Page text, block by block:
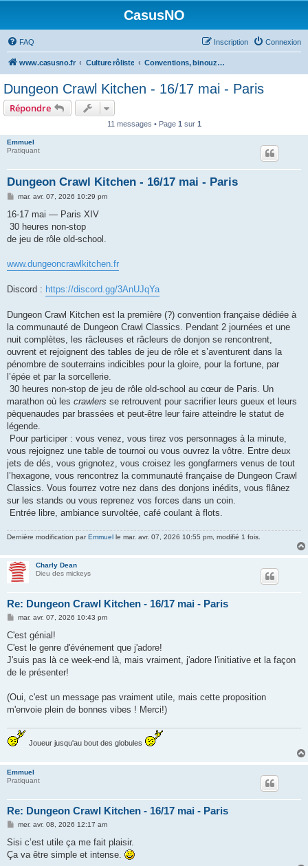
CasusNO
FAQ Connexion
Inscription
www.casusno.fr Culture rôliste Conventions, binouzes et recherche de joueurs
Dungeon Crawl Kitchen - 16/17 mai - Paris
Répondre
11 messages • Page 1 sur 1
Emmuel
Pratiquant
Dungeon Crawl Kitchen - 16/17 mai - Paris
M
s
a
g
e
mar. avr. 07, 2026 10:29 pm
16-17 mai — Paris XIV
30 heures non-stop
de jeu de rôle old-school.
www.dungeoncrawlkitchen.fr
Discord : https://discord.gg/3AnUJqYa
Dungeon Crawl Kitchen est la première (?) convention française dédiée à
la communauté de Dungeon Crawl Classics. Pendant 2 journées et une
nuit complètes, les râcleuses et râcleurs de donjon se rencontrent,
ouvrent et rejoignent des tables de jeu de rôle et s’aventurent dans la
pénombre de souterrains indicibles pour la gloire, pour la fortune, par
l’épée et par la sorcellerie.
30 heures non-stop de jeu de rôle old-school au cœur de Paris. Un
marathon où les crawlers se retrouvent pour sacrifier leurs gueux et leurs
pèquenaudes par brassées et peut-être leur faire atteindre le statut de
légende.
Pour participer : vous venez, vous tirez vos personnages à la minute,
vous rejoignez une table de tournoi ou vous ouvrez la vôtre. Entre deux
jets de dés, vous grignotez, vous croisez les gongfarmers venus de tout
l’hexagone, vous rencontrez la communauté française de Dungeon Crawl
Classics. Vous fourrez votre nez dans des donjons inédits, vous flânez
sur les stands ou vous reprenez vos forces dans un coin.
Entrée libre, ambiance survoltée, café coulant à flots.
Dernière modification parEmmuel le mar. avr. 07, 2026 10:55 pm, modifié 1 fois.
Charly Dean
Dieu des mickeys
Re: Dungeon Crawl Kitchen - 16/17 mai - Paris
M
s
a
g
mar. avr. 07, 2026 10:43 pm
C'est génial!
C'est le genre d'événement que j'adore!
J'suis pas là ce week-end là, mais vraiment, j'adore l'initiative et la façon
de le présenter!
(Oui, c'est un message pas vraiment utile, mais cette proposition
m'envoie plein de bonnes vibes ! Merci!)
Joueur jusqu'au bout des globules
Emmuel
Pratiquant
Re: Dungeon Crawl Kitchen - 16/17 mai - Paris
M
s
a
mer. avr. 08, 2026 12:17 am
Sisi c’est utile ça me fait plaisir.
Ça va être simple et intense.